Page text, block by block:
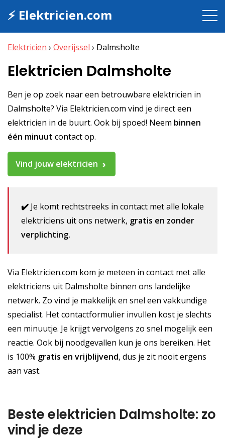
⚡ Elektricien.com
Elektricien › Overijssel › Dalmsholte
Elektricien Dalmsholte
Ben je op zoek naar een betrouwbare elektricien in
Dalmsholte? Via Elektricien.com vind je direct een
elektricien in de buurt. Ook bij spoed! Neem binnen
één minuut contact op.
Vind jouw elektricien
✔️ Je komt rechtstreeks in contact met alle lokale
elektriciens uit ons netwerk, gratis en zonder
verplichting.
Via Elektricien.com kom je meteen in contact met alle
elektriciens uit Dalmsholte binnen ons landelijke
netwerk. Zo vind je makkelijk en snel een vakkundige
specialist. Het contactformulier invullen kost je slechts
een minuutje. Je krijgt vervolgens zo snel mogelijk een
reactie. Ook bij noodgevallen kun je ons bereiken. Het
is 100% gratis en vrijblijvend, dus je zit nooit ergens
aan vast.
Beste elektricien Dalmsholte: zo
vind je deze